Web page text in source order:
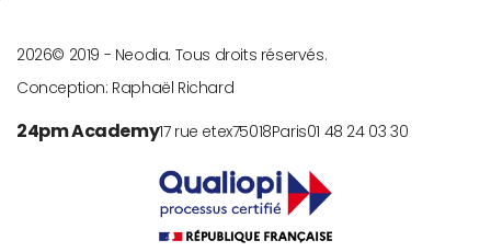
© 2019 -
2026
Neodia. Tous droits réservés.
Conception: Raphaël Richard
24pm Academy17 rue etex75018Paris01 48 24 03 30